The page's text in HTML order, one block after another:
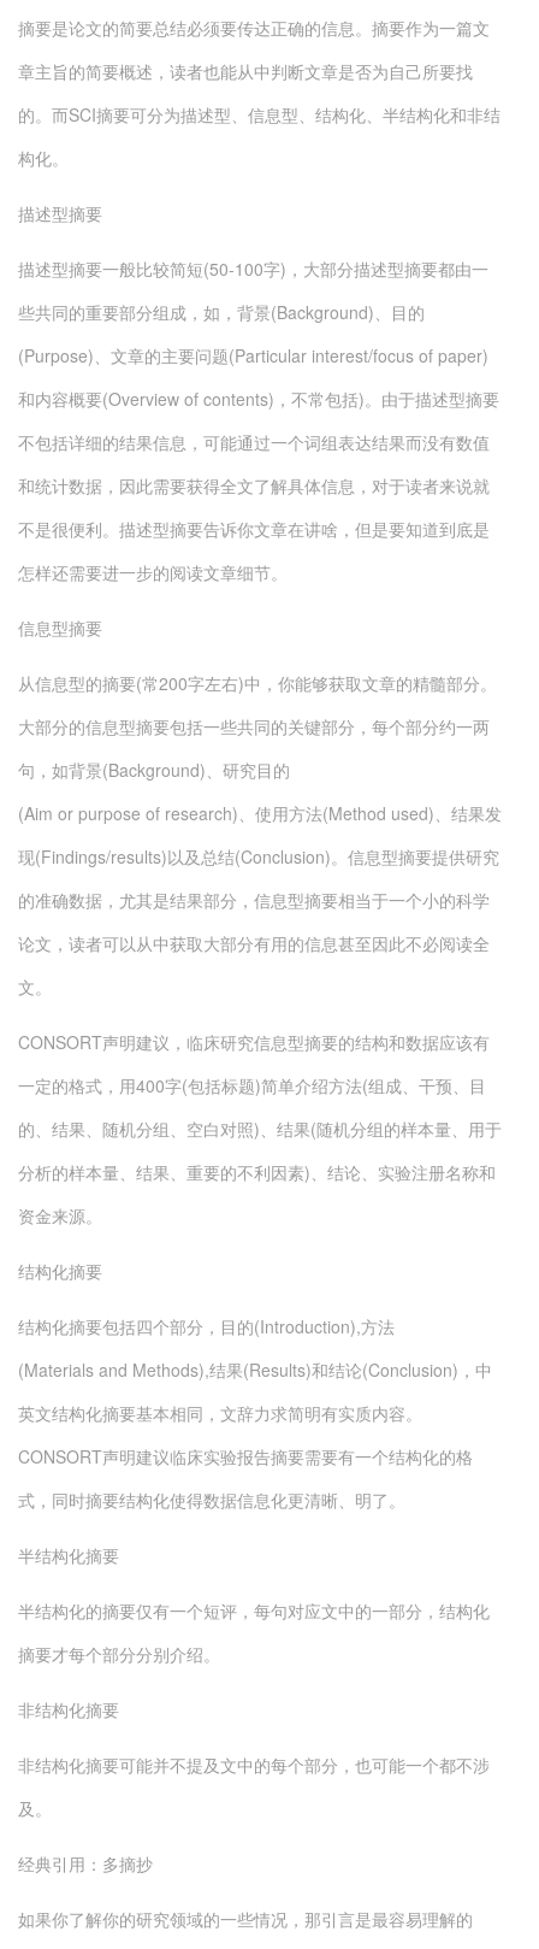
摘要是论文的简要总结必须要传达正确的信息。摘要作为一篇文
章主旨的简要概述，读者也能从中判断文章是否为自己所要找
的。而SCI摘要可分为描述型、信息型、结构化、半结构化和非结
构化。
描述型摘要
描述型摘要一般比较简短(50-100字)，大部分描述型摘要都由一
些共同的重要部分组成，如，背景(Background)、目的
(Purpose)、文章的主要问题(Particular interest/focus of paper)
和内容概要(Overview of contents)，不常包括)。由于描述型摘要
不包括详细的结果信息，可能通过一个词组表达结果而没有数值
和统计数据，因此需要获得全文了解具体信息，对于读者来说就
不是很便利。描述型摘要告诉你文章在讲啥，但是要知道到底是
怎样还需要进一步的阅读文章细节。
信息型摘要
从信息型的摘要(常200字左右)中，你能够获取文章的精髓部分。
大部分的信息型摘要包括一些共同的关键部分，每个部分约一两
句，如背景(Background)、研究目的
(Aim or purpose of research)、使用方法(Method used)、结果发
现(Findings/results)以及总结(Conclusion)。信息型摘要提供研究
的准确数据，尤其是结果部分，信息型摘要相当于一个小的科学
论文，读者可以从中获取大部分有用的信息甚至因此不必阅读全
文。
CONSORT声明建议，临床研究信息型摘要的结构和数据应该有
一定的格式，用400字(包括标题)简单介绍方法(组成、干预、目
的、结果、随机分组、空白对照)、结果(随机分组的样本量、用于
分析的样本量、结果、重要的不利因素)、结论、实验注册名称和
资金来源。
结构化摘要
结构化摘要包括四个部分，目的(Introduction),方法
(Materials and Methods),结果(Results)和结论(Conclusion)，中
英文结构化摘要基本相同，文辞力求简明有实质内容。
CONSORT声明建议临床实验报告摘要需要有一个结构化的格
式，同时摘要结构化使得数据信息化更清晰、明了。
半结构化摘要
半结构化的摘要仅有一个短评，每句对应文中的一部分，结构化
摘要才每个部分分别介绍。
非结构化摘要
非结构化摘要可能并不提及文中的每个部分，也可能一个都不涉
及。
经典引用：多摘抄
如果你了解你的研究领域的一些情况，那引言是最容易理解的